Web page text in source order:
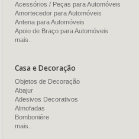
Acessórios / Peças para Automóveis
Amortecedor para Automóveis
Antena para Automóveis
Apoio de Braço para Automóveis
mais..
Casa e Decoração
Objetos de Decoração
Abajur
Adesivos Decorativos
Almofadas
Bomboniére
mais..